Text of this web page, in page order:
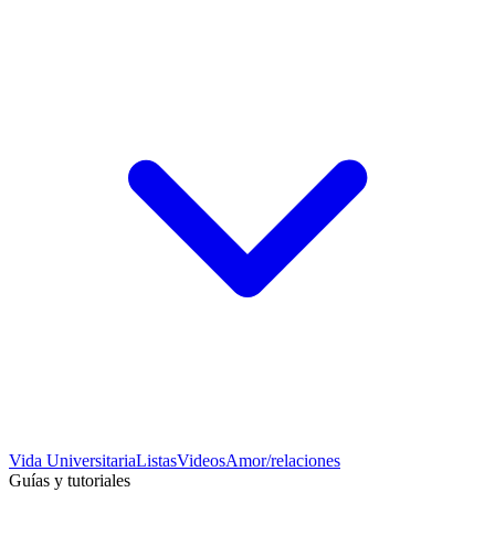
Vida UniversitariaListasVideosAmor/relaciones
Guías y tutoriales